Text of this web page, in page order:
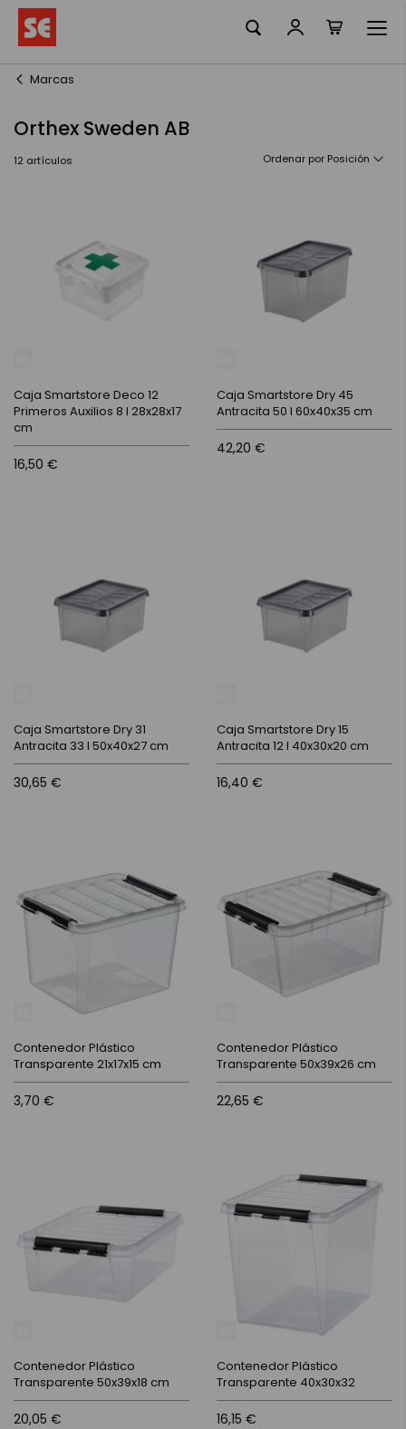
contenido
Marcas
Orthex Sweden AB
12 artículos Ordenar por
Caja Smartstore Deco 12
Primeros Auxilios 8 l 28x28x17
cm
16,50 €
Caja Smartstore Dry 45
Antracita 50 l 60x40x35 cm
42,20 €
Caja Smartstore Dry 31
Antracita 33 l 50x40x27 cm
30,65 €
Caja Smartstore Dry 15
Antracita 12 l 40x30x20 cm
16,40 €
Contenedor Plástico
Transparente 21x17x15 cm
3,70 €
Contenedor Plástico
Transparente 50x39x26 cm
22,65 €
Contenedor Plástico
Transparente 50x39x18 cm
20,05 €
Contenedor Plástico
Transparente 40x30x32
16,15 €